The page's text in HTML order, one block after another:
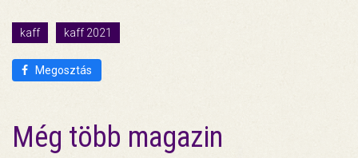
kaff kaff 2021
Megosztás
Még több magazin